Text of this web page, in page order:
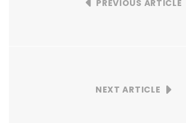
PREVIOUS ARTICLE
NEXT ARTICLE